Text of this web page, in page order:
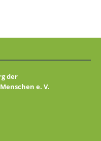
der
e. V.